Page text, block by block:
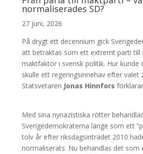
normaliserades SD?
27 juni, 2026
På drygt ett decennium gick
att betraktas som ett extremt parti till
maktfaktor i svensk politik. Hur kunde
skulle ett regeringsinnehav efter valet
Statsvetaren Jonas Hinnfors
Med sina nynazistiska rötter
Sverigedemokraterna länge som ett
tolv år efter riksdagsinträdet 2010
normaliserats. Nu behandlas det som